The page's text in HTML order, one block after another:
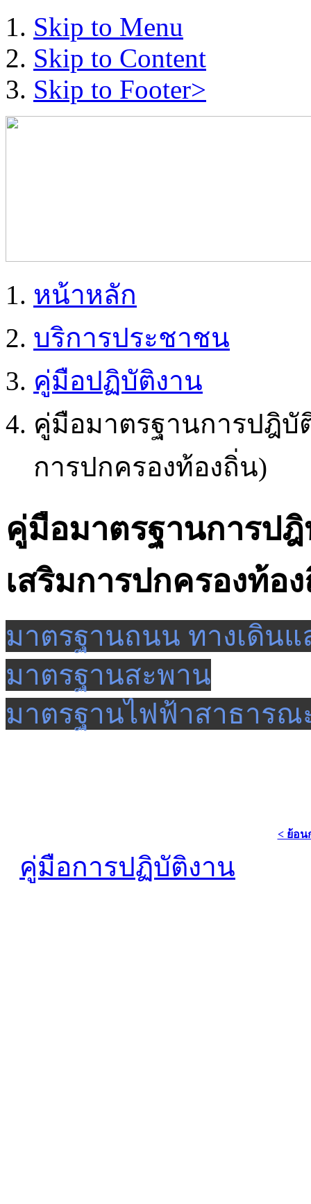
Skip to Menu
Skip to Content
Skip to Footer>
หน้าหลัก
บริการประชาชน
คู่มือปฏิบัติงาน
คู่มือมาตรฐานการปฎิบั
การปกครองท้องถิ่น)
คู่มือมาตรฐานการป
เสริมการปกครองท้อ
มาตรฐานถนน ทางเดินแ
มาตรฐานสะพาน
มาตรฐานไฟฟ้าสาธารณ
< ย้อน
คู่มือการปฏิบัติงาน